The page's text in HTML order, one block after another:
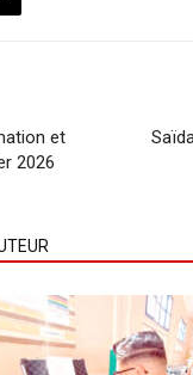
et
2026